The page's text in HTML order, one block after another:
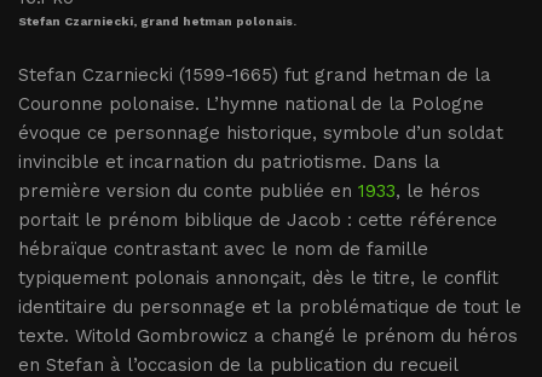
Stefan Czarniecki, grand hetman polonais.
Stefan Czarniecki (1599-1665) fut grand hetman de la
Couronne polonaise. L’hymne national de la Pologne
évoque ce personnage historique, symbole d’un soldat
invincible et incarnation du patriotisme. Dans la
première version du conte publiée en 1933, le héros
portait le prénom biblique de Jacob : cette référence
hébraïque contrastant avec le nom de famille
typiquement polonais annonçait, dès le titre, le conflit
identitaire du personnage et la problématique de tout le
texte. Witold Gombrowicz a changé le prénom du héros
en Stefan à l’occasion de la publication du recueil